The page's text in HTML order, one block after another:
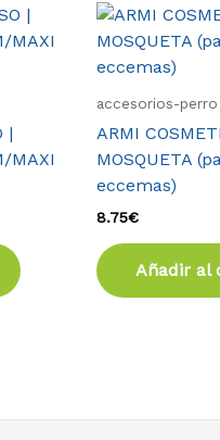
|
MAXI
Este
producto
opciones
en
accesorios-perro
ARMI
MOSQUETA
eccemas)
8.75€
Añadir al